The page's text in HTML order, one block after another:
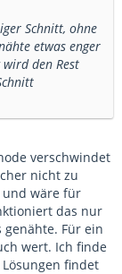
Schnitt, ohne
etwas enger
den Rest
verschwindet
nicht zu
und wäre für
das nur
Für ein
wert. Ich finde
findet